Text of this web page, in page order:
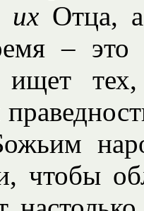
ихОтца,
–
тех,
чтобы